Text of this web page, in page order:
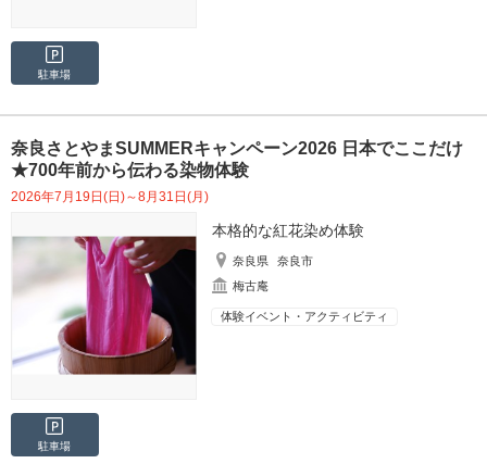
駐車場
奈良さとやまSUMMERキャンペーン2026 日本でここだけ
★700年前から伝わる染物体験
2026年7月19日(日)～8月31日(月)
本格的な紅花染め体験
奈良県
奈良市
梅古庵
体験イベント・アクティビティ
駐車場